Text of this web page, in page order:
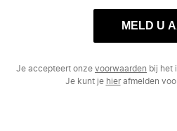
MELD U
Je accepteert onze voorwaarden bij het
Je kunt je hierafmelden